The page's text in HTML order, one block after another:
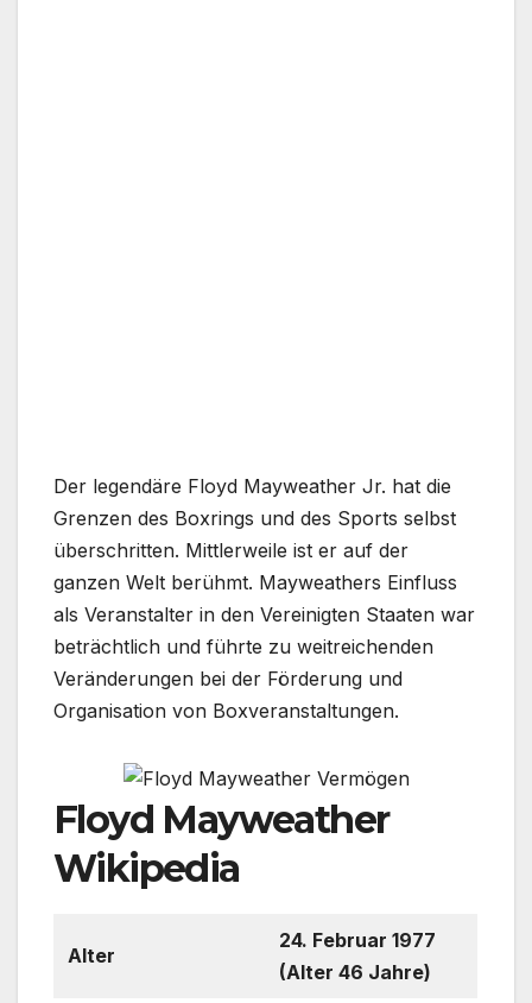
Der legendäre Floyd Mayweather Jr. hat die
Grenzen des Boxrings und des Sports selbst
überschritten. Mittlerweile ist er auf der
ganzen Welt berühmt. Mayweathers Einfluss
als Veranstalter in den Vereinigten Staaten war
beträchtlich und führte zu weitreichenden
Veränderungen bei der Förderung und
Organisation von Boxveranstaltungen.
Floyd Mayweather
Wikipedia
Alter
24. Februar 1977
(Alter 46 Jahre)